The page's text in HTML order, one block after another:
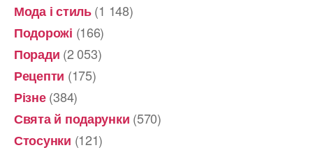
Мода і стиль(1 148)
Подорожі (166)
Поради (2 053)
Рецепти (175)
Різне(384)
Свята й подарунки (570)
Стосунки (121)